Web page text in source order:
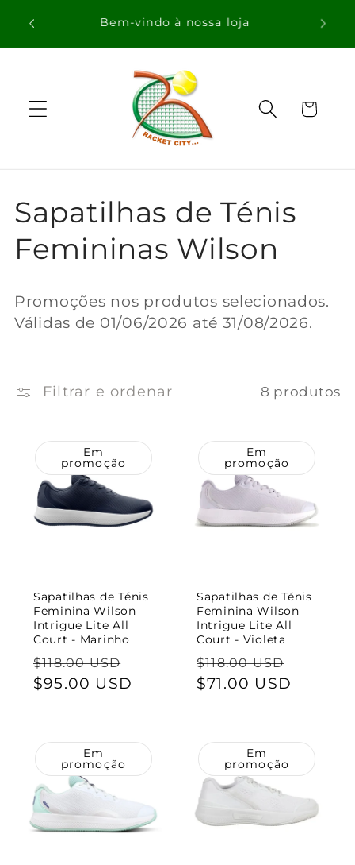
para oEnvio Gratuito para Compras Acima de
100€ para Portugal
Carrinho
C
o
e
ã
Sapatilhas de Ténis
Femininas Wilson
Promoções nos produtos selecionados.
Válidas de 01/06/2026 até 31/08/2026.
Filtrar e ordenar 8 produtos
Em
promoção
Sapatilhas de Ténis
Feminina Wilson
Intrigue Lite All
Court - Marinho
Preço
normal
$118.00 USD
de
$95.00 USD
Em
promoção
Sapatilhas de Ténis
Feminina Wilson
Intrigue Lite All
Court - Violeta
Preço
normal
$118.00 USD
$71.00 USD
Em
promoção
Em
promoção